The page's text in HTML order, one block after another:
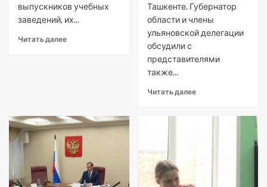
выпускников учебных
заведений, их...
Читать далее
Ташкенте. Губернатор
области и члены
ульяновской делегации
обсудили с
представителями
также...
Читать далее